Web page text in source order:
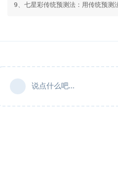
9、七星彩传统预测法：用传统预测
说点什么吧...